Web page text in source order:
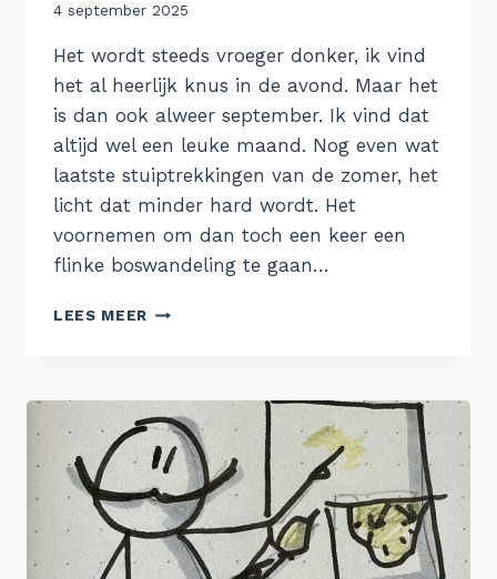
Door
4 september 2025
Het wordt steeds vroeger donker, ik vind
het al heerlijk knus in de avond. Maar het
is dan ook alweer september. Ik vind dat
altijd wel een leuke maand. Nog even wat
laatste stuiptrekkingen van de zomer, het
licht dat minder hard wordt. Het
voornemen om dan toch een keer een
flinke boswandeling te gaan…
LEES MEER DE